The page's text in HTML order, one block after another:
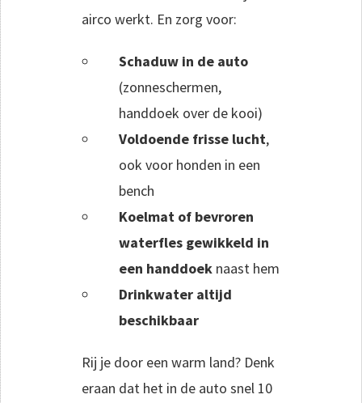
airco werkt. En zorg voor:
Schaduw in de auto
(zonneschermen,
handdoek over de kooi)
Voldoende frisse lucht,
ook voor honden in een
bench
Koelmat of bevroren
waterfles gewikkeld in
een handdoek naast hem
Drinkwater altijd
beschikbaar
Rij je door een warm land? Denk
eraan dat het in de auto snel 10